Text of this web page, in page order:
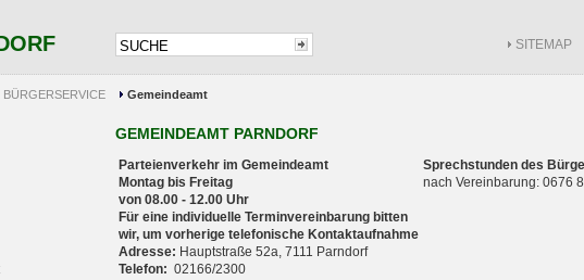
SITEMAP
BÜRGERSERVICE Gemeindeamt
GEMEINDEAMT PARNDORF
Parteienverkehr im Gemeindeamt
Montag bis Freitag
von 08.00 - 12.00 Uhr
Für eine individuelle Terminvereinbarung bitten
wir, um vorherige telefonische Kontaktaufnahme
Adresse: Hauptstraße 52a, 7111 Parndorf
Telefon: 02166/2300
Sprechstunden des
nach Vereinbarung: 0676